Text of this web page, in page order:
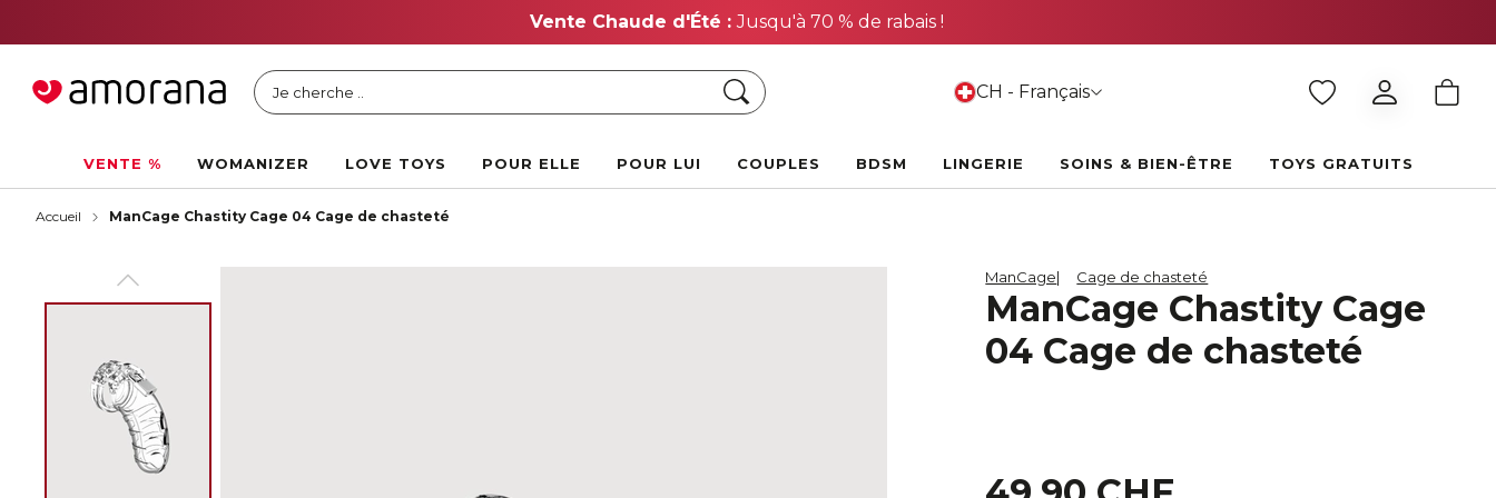
Vente Chaude d'Été :Jusqu'à 70 % de rabais !
Je cherche .. Chercher CH - Français
VENTE % WOMANIZER LOVE TOYS POUR ELLE POUR LUI COUPLES BDSM LINGERIE SOINS & BIEN-ÊTRE TOYS GRATUITS
Accueil ManCage Chastity Cage 04 Cage de chasteté
ManCage Cage de chasteté
ManCage Chastity Cage
04 Cage de chasteté